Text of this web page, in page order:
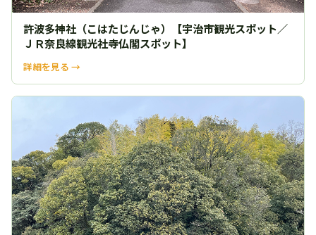
許波多神社（こはたじんじゃ）【宇治市観光スポット／
ＪＲ奈良線観光社寺仏閣スポット】
詳細を見る →